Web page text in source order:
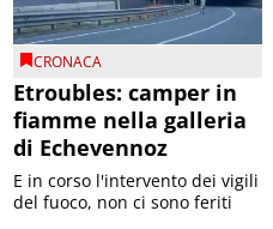
CRONACA
Etroubles: camper in
fiamme nella galleria
di Echevennoz
E in corso l'intervento dei vigili
del fuoco, non ci sono feriti